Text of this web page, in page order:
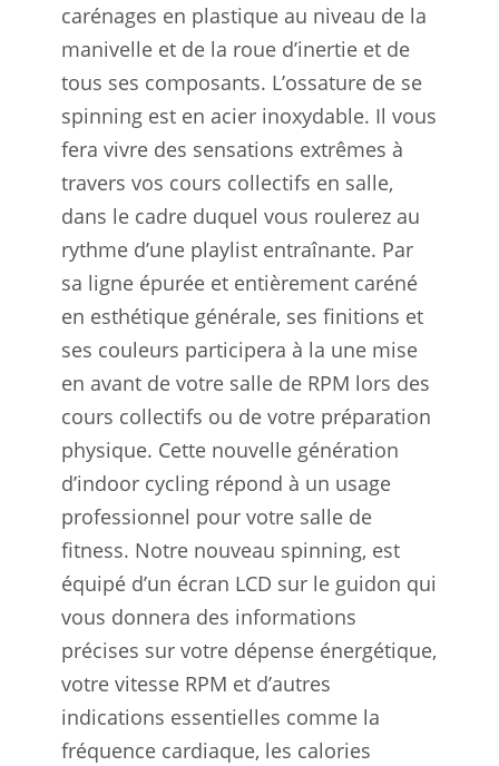
carénages en plastique au niveau de la
manivelle et de la roue d’inertie et de
tous ses composants. L’ossature de se
spinning est en acier inoxydable. Il vous
fera vivre des sensations extrêmes à
travers vos cours collectifs en salle,
dans le cadre duquel vous roulerez au
rythme d’une playlist entraînante. Par
sa ligne épurée et entièrement caréné
en esthétique générale, ses finitions et
ses couleurs participera à la une mise
en avant de votre salle de RPM lors des
cours collectifs ou de votre préparation
physique. Cette nouvelle génération
d’indoor cycling répond à un usage
professionnel pour votre salle de
fitness. Notre nouveau spinning, est
équipé d’un écran LCD sur le guidon qui
vous donnera des informations
précises sur votre dépense énergétique,
votre vitesse RPM et d’autres
indications essentielles comme la
fréquence cardiaque, les calories